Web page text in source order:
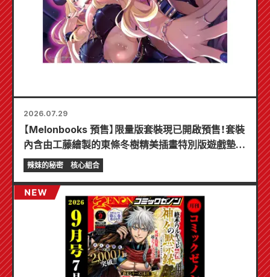
2026.07.29
【Melonbooks 預售】限量版套裝現已開啟預售！套裝
內含由工藤繪製的東條冬樹精美插畫特別版遊戲墊！
《辣妹新娘的秘密》最新第6卷將於10月20日發售！
辣妹的秘密 核心組合